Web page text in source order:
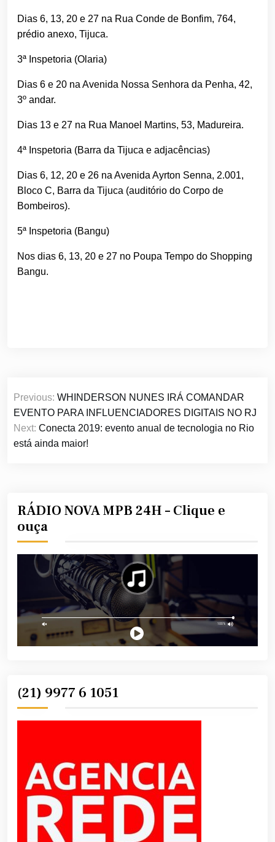
Dias 6, 13, 20 e 27 na Rua Conde de Bonfim, 764,
prédio anexo, Tijuca.
3ª Inspetoria (Olaria)
Dias 6 e 20 na Avenida Nossa Senhora da Penha, 42,
3º andar.
Dias 13 e 27 na Rua Manoel Martins, 53, Madureira.
4ª Inspetoria (Barra da Tijuca e adjacências)
Dias 6, 12, 20 e 26 na Avenida Ayrton Senna, 2.001,
Bloco C, Barra da Tijuca (auditório do Corpo de
Bombeiros).
5ª Inspetoria (Bangu)
Nos dias 6, 13, 20 e 27 no Poupa Tempo do Shopping
Bangu.
Navegação
de
Post
Previous: WHINDERSON NUNES IRÁ COMANDAR
EVENTO PARA INFLUENCIADORES DIGITAIS NO RJ
Next: Conecta 2019: evento anual de tecnologia no Rio
está ainda maior!
RÁDIO NOVA MPB 24H – Clique e
ouça
(21) 9977 6 1051